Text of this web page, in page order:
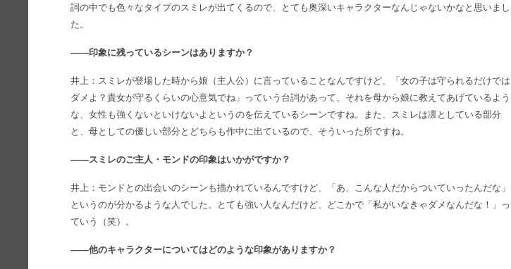
詞の中でも色々なタイプのスミレが出てくるので、とても奥深いキャラクターなんじゃないかなと思いまし
た。
――印象に残っているシーンはありますか？
井上：スミレが登場した時から娘（主人公）に言っていることなんですけど、「女の子は守られるだけでは
ダメよ？貴女が守るくらいの心意気でね」っていう台詞があって、それを母から娘に教えてあげているよう
な、女性も強くないといけないよというのを伝えているシーンですね。また、スミレは凛としている部分
と、母としての優しい部分とどちらも作中に出ているので、そういった所ですね。
――スミレのご主人・モンドの印象はいかがですか？
井上：モンドとの出会いのシーンも描かれているんですけど、「あ、こんな人だからついていったんだな」
というのが分かるような人でした。とても強い人なんだけど、どこかで「私がいなきゃダメなんだな！」っ
ていう（笑）。
――他のキャラクターについてはどのような印象がありますか？